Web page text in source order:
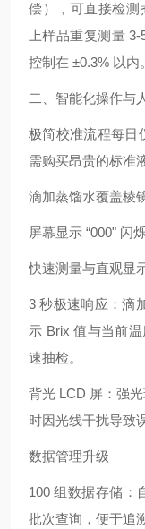
偿），可直接检测
上样品重复测量
控制在 ±0.3% 以内。
二、智能化操作与
极简校准流程每日
需购买昂贵的标准
滴加蒸馏水覆盖棱
屏幕显示 “000" 闪
快速测量与直观显
3 秒极速响应：滴
示 Brix 值与当前
速抽检。
背光 LCD 屏：强
时因光线干扰导致
数据管理升级
100 组数据存储：
批次查询，便于追